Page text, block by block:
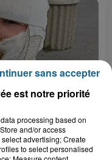
brûlé
est notre priorité
processing based on
and/or access
advertising; Create
to select personalised
sans accepter